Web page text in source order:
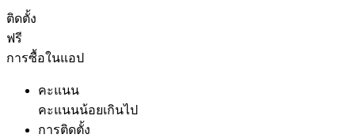
ติดตั้ง
ฟรี
การซื้อในแอป
คะแนน
คะแนนน้อยเกินไป
การติดตั้ง